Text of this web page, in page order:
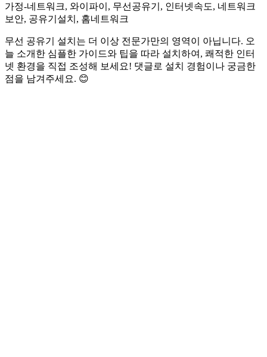
가정-네트워크, 와이파이, 무선공유기, 인터넷속도, 네트워크
보안, 공유기설치, 홈네트워크
무선 공유기 설치는 더 이상 전문가만의 영역이 아닙니다. 오
늘 소개한 심플한 가이드와 팁을 따라 설치하여, 쾌적한 인터
넷 환경을 직접 조성해 보세요! 댓글로 설치 경험이나 궁금한
점을 남겨주세요. 😊